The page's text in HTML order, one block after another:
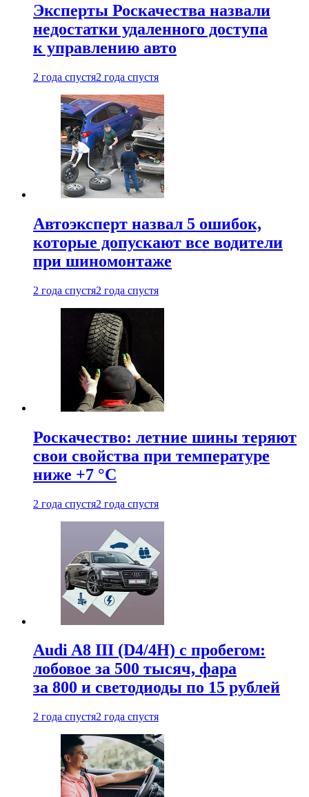
Эксперты Роскачества назвали
недостатки удаленного доступа
к управлению авто
2 года спустя2 года спустя
Автоэксперт назвал 5 ошибок,
которые допускают все водители
при шиномонтаже
2 года спустя2 года спустя
Роскачество: летние шины теряют
свои свойства при температуре
ниже +7 °C
2 года спустя2 года спустя
Audi A8 III (D4/4H) c пробегом:
лобовое за 500 тысяч, фара
за 800 и светодиоды по 15 рублей
2 года спустя2 года спустя